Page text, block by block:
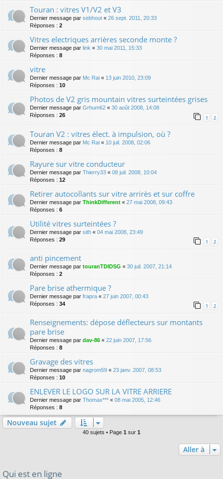
Touran : vitres V1/V2 et V3
Dernier message par sebhout « 26 sept. 2011, 20:33
Réponses : 2
Vitres electriques arrières seconde monte ?
Dernier message par link « 30 mai 2011, 15:33
Réponses : 8
vitre
Dernier message par Mc Rai « 13 juin 2010, 23:09
Réponses : 10
Photos de V2 gris mountain vitres surteintées grises
Dernier message par Grhum62 « 30 août 2008, 14:08
Réponses : 26 1 2
Touran V2 : vitres élect. à impulsion, où ?
Dernier message par Mc Rai « 10 juil. 2008, 02:06
Réponses : 8
Rayure sur vitre conducteur
Dernier message par Thierry33 « 08 juil. 2008, 10:04
Réponses : 12
Retirer autocollants sur vitre arrirès et sur coffre
Dernier message par ThinkDifferent « 27 mai 2008, 09:43
Réponses : 6
Utilité vitres surteintées ?
Dernier message par sith « 04 mai 2008, 23:49
Réponses : 29 1 2
anti pincement
Dernier message par touranTDIDSG « 30 juil. 2007, 21:14
Réponses : 2
Pare brise athermique ?
Dernier message par frapra « 27 juin 2007, 00:43
Réponses : 34 1 2
Renseignements: dépose déflecteurs sur montants
pare brise
Dernier message par dav-86 « 22 juin 2007, 17:56
Réponses : 8
Gravage des vitres
Dernier message par nagrom59 « 23 janv. 2007, 08:53
Réponses : 10
ENLEVER LE LOGO SUR LA VITRE ARRIERE
Dernier message par Thomax*** « 08 mai 2005, 12:46
Réponses : 8
Nouveau sujet
40 sujets • Page 1 sur 1
Aller à
Qui est en ligne